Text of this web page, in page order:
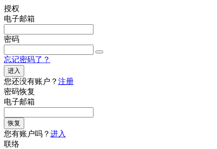
授权
电子邮箱
密码
忘记密码了？
进入
您还没有账户？ 注册
密码恢复
电子邮箱
恢复
您有账户吗？ 进入
联络